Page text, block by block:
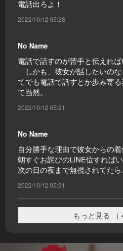
電話出ろよ！
2022/10/12 05:28
No Name
電話で話すのが苦手と伝えれ
しかも、彼女が話したいの
てでも電話で話すとか歩み寄
て当然。
2022/10/12 05:21
No Name
自分勝手な理由で彼女からの
朝すぐお詫びのLINE位すればい
次の日の夜まで無視されてたら
2022/10/12 05:31
もっと見る （